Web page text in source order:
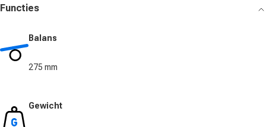
Functies
Balans
275 mm
Gewicht